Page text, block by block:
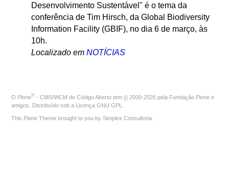
Desenvolvimento Sustentável" é o tema da
conferência de Tim Hirsch, da Global Biodiversity
Information Facility (GBIF), no dia 6 de março, às
10h.
Localizado em NOTÍCIAS
O Plone® - CMS/WCM de Código Aberto tem © 2000-2026 pela Fundação Plone e
amigos. Distribuído sob a Licença GNU GPL
This Plone Theme brought to you by Simples Consultoria